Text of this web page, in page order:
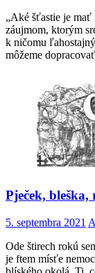
„Aké šťastie je
záujmom, ktorým
k ničomu
môžeme
Pječek,
5. septembra 2021
Ode štirech rokú
je ftem mísťe